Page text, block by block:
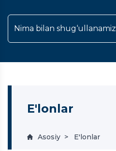
Nima bilan shug‘ullanamiz
E'lonlar
Asosiy E'lonlar